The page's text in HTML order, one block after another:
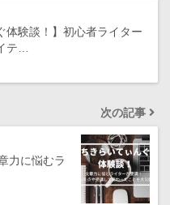
体験談！】初心者ライター
テ…
次の記事
力に悩むラ